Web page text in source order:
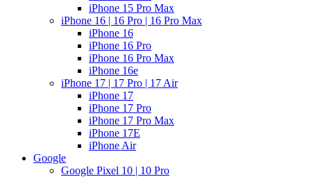
iPhone 15 Pro Max
iPhone 16 | 16 Pro | 16 Pro Max
iPhone 16
iPhone 16 Pro
iPhone 16 Pro Max
iPhone 16e
iPhone 17 | 17 Pro | 17 Air
iPhone 17
iPhone 17 Pro
iPhone 17 Pro Max
iPhone 17E
iPhone Air
Google
Google Pixel 10 | 10 Pro